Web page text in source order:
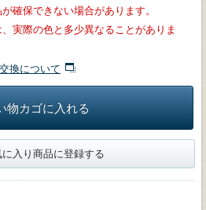
確保できない場合があります。
実際の色と多少異なることがありま
換について
物カゴに入れる
に入り商品に登録する